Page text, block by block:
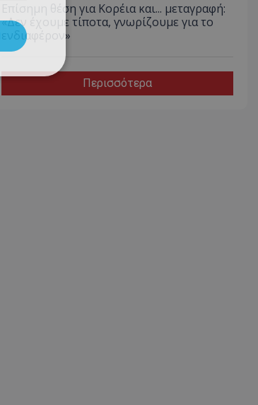
Επίσημη θέση για Κορέια και... μεταγραφή:
«Δεν έχουμε τίποτα, γνωρίζουμε για το
ενδιαφέρον»
Περισσότερα